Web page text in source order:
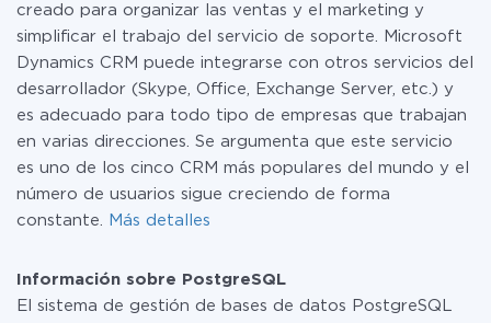
creado para organizar las ventas y el marketing y
simplificar el trabajo del servicio de soporte. Microsoft
Dynamics CRM puede integrarse con otros servicios del
desarrollador (Skype, Office, Exchange Server, etc.) y
es adecuado para todo tipo de empresas que trabajan
en varias direcciones. Se argumenta que este servicio
es uno de los cinco CRM más populares del mundo y el
número de usuarios sigue creciendo de forma
constante.
Más detalles
Información sobre PostgreSQL
El sistema de gestión de bases de datos PostgreSQL